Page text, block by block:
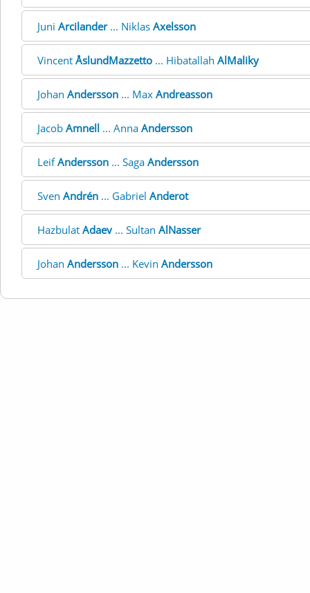
Juni Arcilander... Niklas Axelsson
Vincent ÅslundMazzetto ... Hibatallah AlMaliky
Johan Andersson ... Max Andreasson
Jacob Amnell ... Anna Andersson
LeifAndersson ... Saga Andersson
Sven Andrén ... Gabriel Anderot
Hazbulat Adaev... Sultan AlNasser
Johan Andersson ... Kevin Andersson